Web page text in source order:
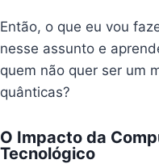
Então, o que eu vou
nesse assunto e
quem não quer ser um
quânticas?
O Impacto da
Tecnológico